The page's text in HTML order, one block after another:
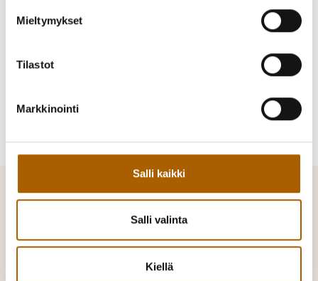
Mieltymykset
Tilastot
Markkinointi
Salli kaikki
Salli valinta
Kiellä
Tyrnävä. Mukavamman arjen kotikunta